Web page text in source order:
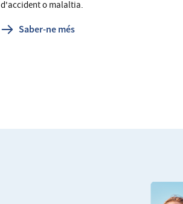
d'accident o malaltia.
Saber-ne més